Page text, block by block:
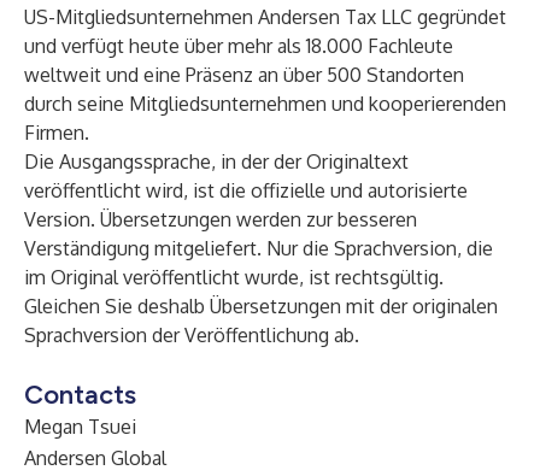
US-Mitgliedsunternehmen Andersen Tax LLC gegründet
und verfügt heute über mehr als 18.000 Fachleute
weltweit und eine Präsenz an über 500 Standorten
durch seine Mitgliedsunternehmen und kooperierenden
Firmen.
Die Ausgangssprache, in der der Originaltext
veröffentlicht wird, ist die offizielle und autorisierte
Version. Übersetzungen werden zur besseren
Verständigung mitgeliefert. Nur die Sprachversion, die
im Original veröffentlicht wurde, ist rechtsgültig.
Gleichen Sie deshalb Übersetzungen mit der originalen
Sprachversion der Veröffentlichung ab.
Contacts
Megan Tsuei
Andersen Global